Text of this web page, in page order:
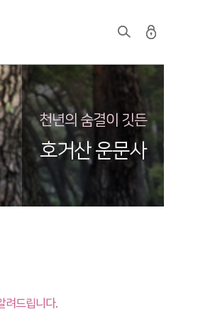
천년의 숨결이 깃든
호거산 운문사
려드립니다.